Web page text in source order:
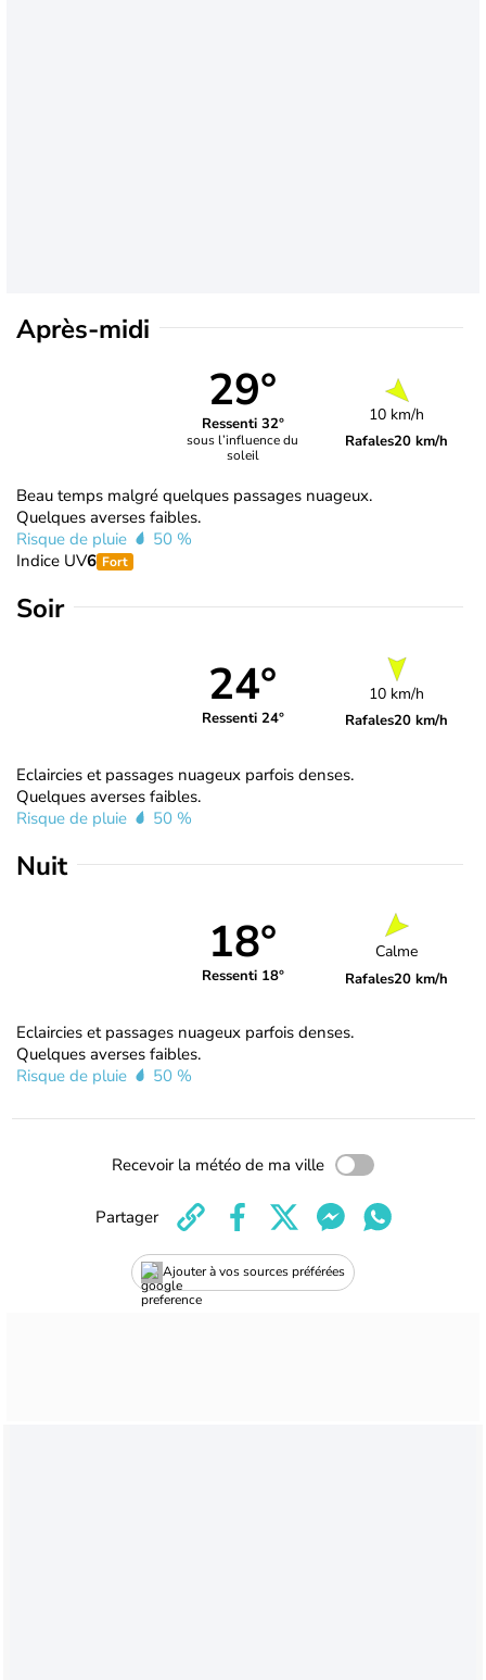
Après-midi
29°
Ressenti 32°
sous l’influence du
soleil
10 km/h
Rafales20 km/h
Beau temps malgré quelques passages nuageux.
Quelques averses faibles.
Risque de pluie
50 %
Indice UV6 Fort
Soir
24°
Ressenti 24°
10 km/h
Rafales20 km/h
Eclaircies et passages nuageux parfois denses.
Quelques averses faibles.
Risque de pluie
50 %
Nuit
18°
Ressenti 18°
Calme
Rafales20 km/h
Eclaircies et passages nuageux parfois denses.
Quelques averses faibles.
Risque de pluie
50 %
Recevoir la météo de ma ville
Ajouter à vos sources préférées
Partager